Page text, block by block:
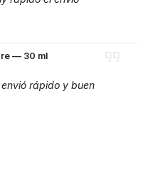
— 30 ml
rápido y buen